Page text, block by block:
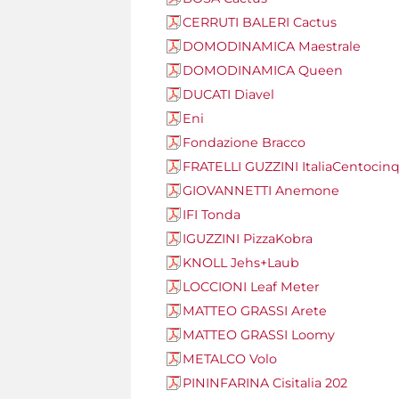
CERRUTI BALERI Cactus
DOMODINAMICA Maestrale
DOMODINAMICA Queen
DUCATI Diavel
Eni
Fondazione Bracco
FRATELLI GUZZINI
GIOVANNETTI Anemone
IFI Tonda
IGUZZINI PizzaKobra
KNOLL Jehs+Laub
LOCCIONI Leaf Meter
MATTEO GRASSI Arete
MATTEO GRASSI Loomy
METALCO Volo
PININFARINA Cisitalia 202